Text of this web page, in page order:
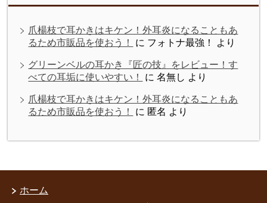
爪楊枝で耳かきはキケン！外耳炎になることもあ
るため市販品を使おう！
に フォトナ最強！ より
グリーンベルの耳かき『匠の技』をレビュー！す
べての耳垢に使いやすい！
に名無し より
爪楊枝で耳かきはキケン！外耳炎になることもあ
るため市販品を使おう！
に 匿名 より
ホーム